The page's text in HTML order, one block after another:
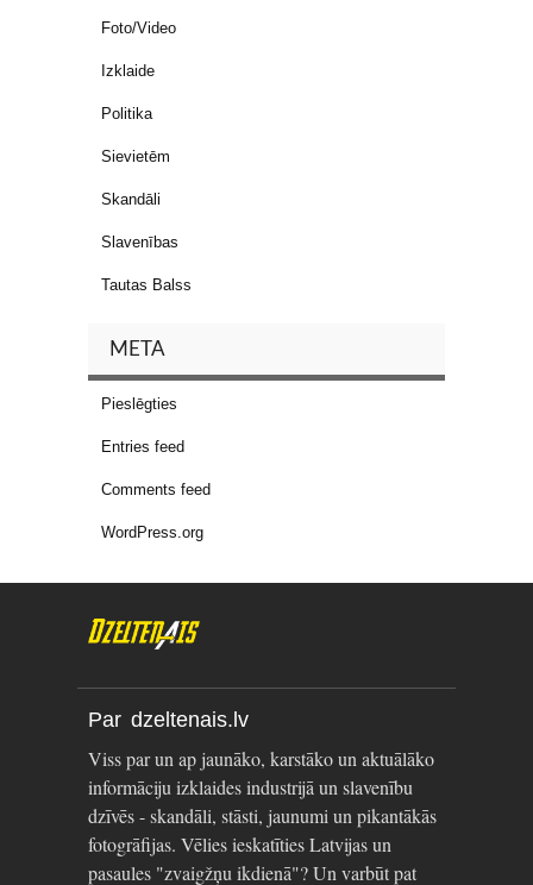
Foto/Video
Izklaide
Politika
Sievietēm
Skandāli
Slavenības
Tautas Balss
META
Pieslēgties
Entries feed
Comments feed
WordPress.org
Par dzeltenais.lv
Viss par un ap jaunāko, karstāko un aktuālāko
informāciju izklaides industrijā un slavenību
dzīvēs - skandāli, stāsti, jaunumi un pikantākās
fotogrāfijas. Vēlies ieskatīties Latvijas un
pasaules "zvaigžņu ikdienā"? Un varbūt pat